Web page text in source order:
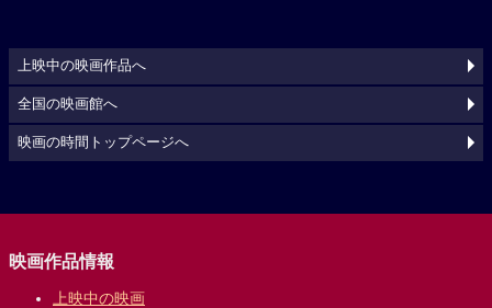
上映中の映画作品へ
全国の映画館へ
映画の時間トップページへ
映画作品情報
上映中の映画